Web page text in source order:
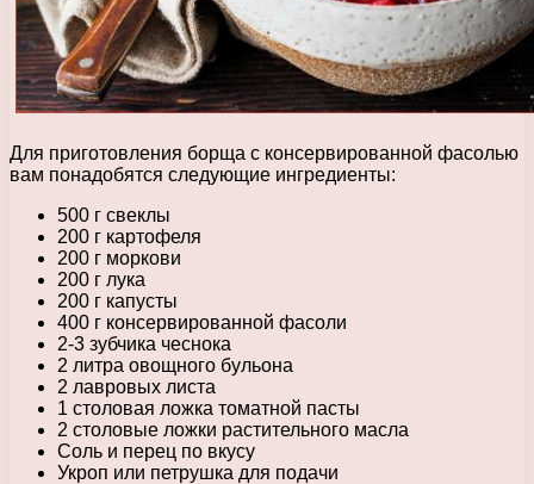
Для приготовления борща с консервированной фасолью
вам понадобятся следующие ингредиенты:
500 г свеклы
200 г картофеля
200 г моркови
200 г лука
200 г капусты
400 г консервированной фасоли
2-3 зубчика чеснока
2 литра овощного бульона
2 лавровых листа
1 столовая ложка томатной пасты
2 столовые ложки растительного масла
Соль и перец по вкусу
Укроп или петрушка для подачи